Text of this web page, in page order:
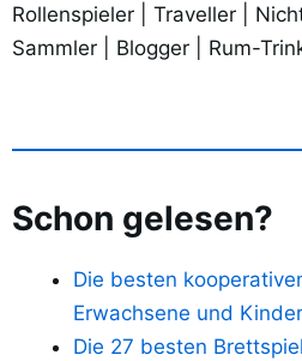
Rollenspieler | Traveller |
Sammler | Blogger | Rum-
Schon gelesen?
Die besten
Erwachsene und Kinder
Die 27 besten